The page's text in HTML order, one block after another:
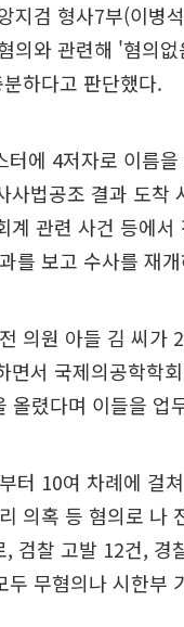
지검 형사7부(이병
의와 관련해 '혐의
하다고 판단했다.
에 4저자로 이름
사법공조 결과 도착
계 관련 사건 등에
를 보고 수사를 재
의원 아들 김 씨가
면서 국제의공학학
올렸다며 이들을 업
터 10여 차례에 걸
의혹 등 혐의로 나
검찰 고발 12건, 경
무혐의나 시한부